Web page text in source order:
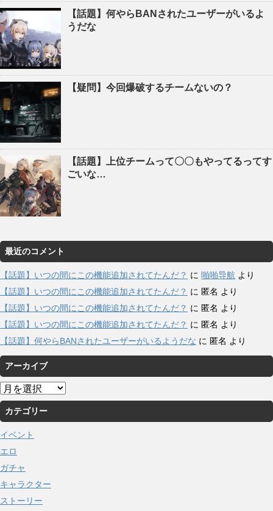
【話題】何やらBANされたユーザーがいるよ
うだな
【疑問】今回爆破するチームないの？
【話題】上位チームって〇〇もやってるってす
ごいな…
最近のコメント
【話題】いつの間にこの機能追加されてたんだ？ に 啪啪导航 より
【話題】いつの間にこの機能追加されてたんだ？ に 匿名 より
【話題】いつの間にこの機能追加されてたんだ？ に 匿名 より
【話題】いつの間にこの機能追加されてたんだ？ に 匿名 より
【話題】何やらBANされたユーザーがいるようだな に 匿名 より
アーカイブ
ア
ー
カ
イ
ブ
カテゴリー
イベント
エロ
ガチャ
キャラクター
ストーリー